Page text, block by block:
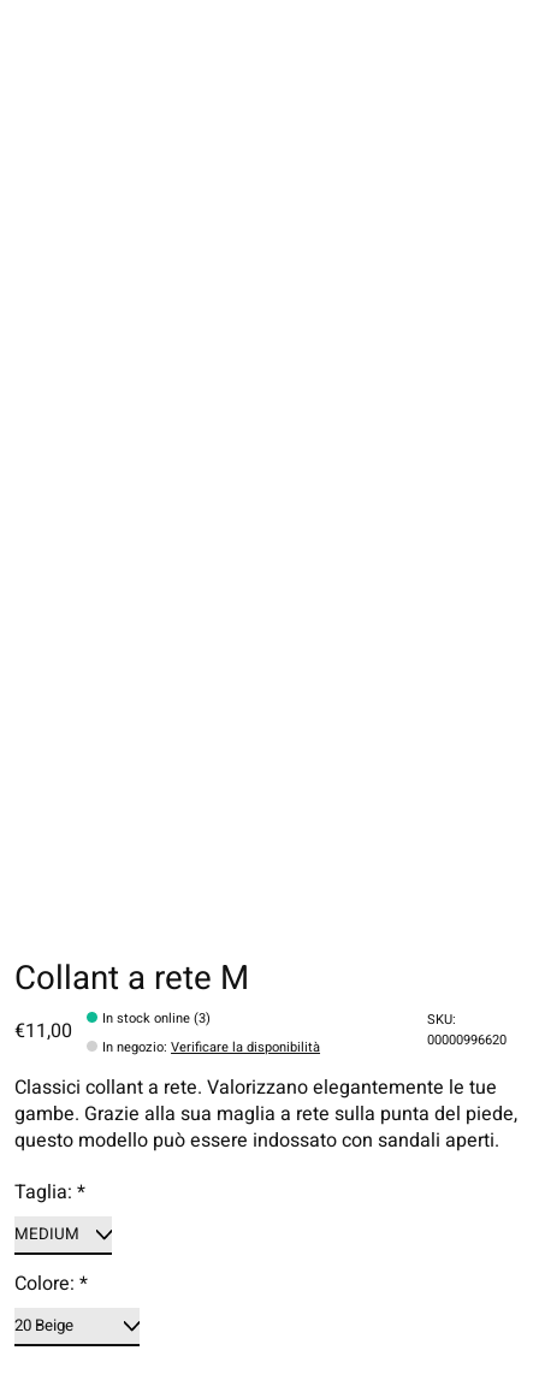
Collant a rete M
€11,00
In stock online (3)
In negozio:Verificare la disponibilità
SKU:
00000996620
Classici collant a rete. Valorizzano elegantemente le tue
gambe. Grazie alla sua maglia a rete sulla punta del piede,
questo modello può essere indossato con sandali aperti.
Taglia: *
Colore: *